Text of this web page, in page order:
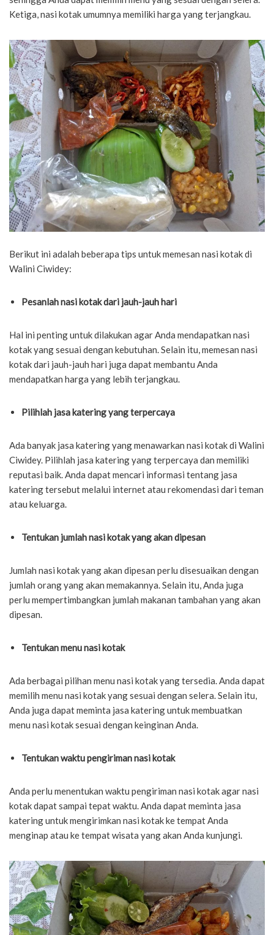
Ketiga, nasi kotak umumnya memiliki harga yang terjangkau.
Berikut ini adalah beberapa tips untuk memesan nasi kotak di
Walini Ciwidey:
Pesanlah nasi kotak dari jauh-jauh hari
Hal ini penting untuk dilakukan agar Anda mendapatkan nasi
kotak yang sesuai dengan kebutuhan. Selain itu, memesan nasi
kotak dari jauh-jauh hari juga dapat membantu Anda
mendapatkan harga yang lebih terjangkau.
Pilihlah jasa katering yang terpercaya
Ada banyak jasa katering yang menawarkan nasi kotak di Walini
Ciwidey. Pilihlah jasa katering yang terpercaya dan memiliki
reputasi baik. Anda dapat mencari informasi tentang jasa
katering tersebut melalui internet atau rekomendasi dari teman
atau keluarga.
Tentukan jumlah nasi kotak yang akan dipesan
Jumlah nasi kotak yang akan dipesan perlu disesuaikan dengan
jumlah orang yang akan memakannya. Selain itu, Anda juga
perlu mempertimbangkan jumlah makanan tambahan yang akan
dipesan.
Tentukan menu nasi kotak
Ada berbagai pilihan menu nasi kotak yang tersedia. Anda dapat
memilih menu nasi kotak yang sesuai dengan selera. Selain itu,
Anda juga dapat meminta jasa katering untuk membuatkan
menu nasi kotak sesuai dengan keinginan Anda.
Tentukan waktu pengiriman nasi kotak
Anda perlu menentukan waktu pengiriman nasi kotak agar nasi
kotak dapat sampai tepat waktu. Anda dapat meminta jasa
katering untuk mengirimkan nasi kotak ke tempat Anda
menginap atau ke tempat wisata yang akan Anda kunjungi.